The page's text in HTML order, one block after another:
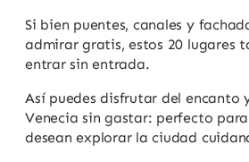
Si bien puentes, canales y
admirar gratis, estos 20 lugares
entrar sin entrada.
Así puedes disfrutar del encanto
Venecia sin gastar: perfecto
desean explorar la ciudad